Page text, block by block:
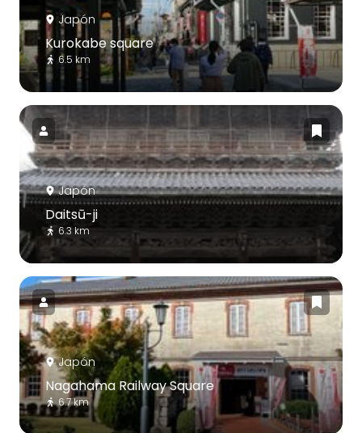
Japón
Kurokabe square
6.5 km
Japón
Daitsū-ji
6.3 km
Japón
Nagahama Railway Square
6.7 km